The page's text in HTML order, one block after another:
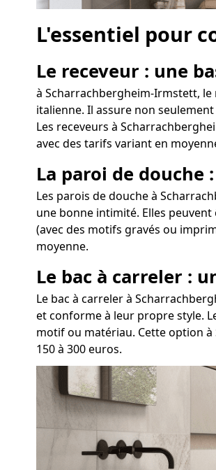
L'essentiel pour
Le receveur : une
à Scharrachbergheim-Irmstett, le
italienne. Il assure non
Les receveurs à
avec des tarifs variant en
La paroi de
Les parois de douche à
une bonne intimité. Elles
(avec des motifs gravés ou
moyenne.
Le bac à carreler :
Le bac à carreler à
et conforme à leur propre style.
motif ou matériau. Cette option
150 à 300 euros.